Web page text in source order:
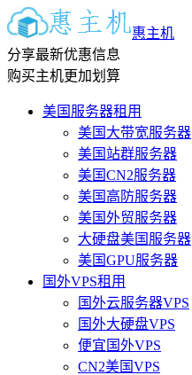
惠主机
分享最新优惠信息
购买主机更加划算
美国服务器租用
美国大带宽服务器
美国站群服务器
美国CN2服务器
美国高防服务器
美国外贸服务器
大硬盘美国服务器
美国GPU服务器
国外VPS租用
国外云服务器VPS
国外大硬盘VPS
便宜国外VPS
CN2美国VPS